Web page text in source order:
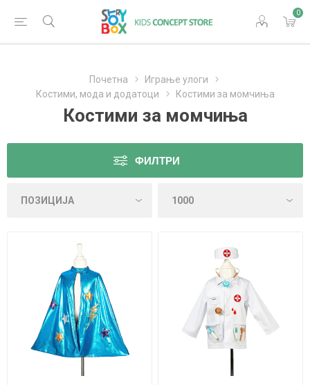
0
Почетна
Играње улоги
Костими, мода и додатоци
Костими за момчиња
Костими за момчиња
ФИЛТРИ